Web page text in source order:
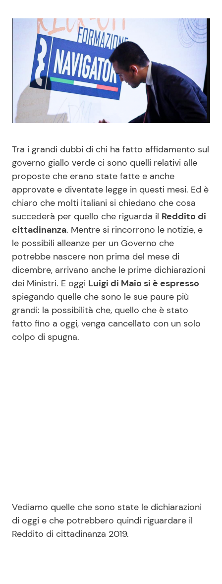
News Cinema
News Musica
News Spettacolo
News dal mondo
Benessere
Moda e Style
Mondo Mamma
News benessere
Salute
Viaggi e Turismo
Festività
Cucina e Ricette
Dolci
Le Ricette in TV
Primi Piatti
Ricette Facili e Veloci
Ricette Feste
Ricette per Bambini
Privacy Policy
Tra i grandi dubbi di chi ha fatto affidamento sul
governo giallo verde ci sono quelli relativi alle
proposte che erano state fatte e anche
approvate e diventate legge in questi mesi. Ed è
chiaro che molti italiani si chiedano che cosa
succederà per quello che riguarda il Reddito di
cittadinanza. Mentre si rincorrono le notizie, e
le possibili alleanze per un Governo che
potrebbe nascere non prima del mese di
dicembre, arrivano anche le prime dichiarazioni
dei Ministri. E oggi Luigi di Maio si è espresso
spiegando quelle che sono le sue paure più
grandi: la possibilità che, quello che è stato
fatto fino a oggi, venga cancellato con un solo
colpo di spugna.
Vediamo quelle che sono state le dichiarazioni
di oggi e che potrebbero quindi riguardare il
Reddito di cittadinanza 2019.